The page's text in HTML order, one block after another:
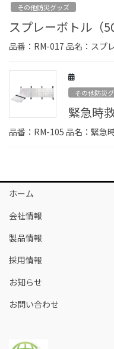
その他防災グッズ
スプレーボトル（
品番：RM-017 品名：スプ
その他防災
緊急時
品番：RM-105 品名：緊急
ホーム
会社情報
製品情報
採用情報
お知らせ
お問い合わせ